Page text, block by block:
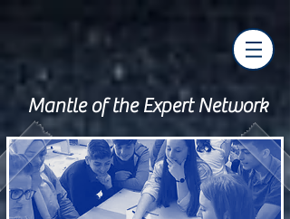
Mantle of the Expert Network